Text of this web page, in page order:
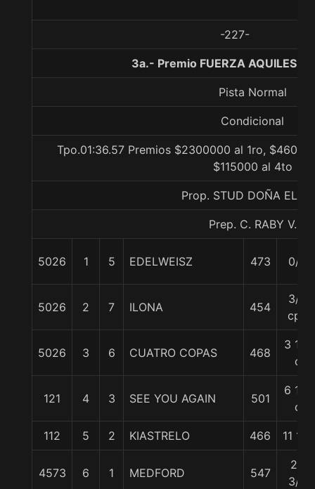
-227-
3a.- Premio FUERZA AQUILES,
Pista Normal
Condicional
Tpo.01:36.57 Premios $2300000 al 1ro,
$115000 al 4to
Prop. STUD DOÑA
Prep. C. RABY V.
5026 1 5 EDELWEISZ 473 0/0
5026 2 7 ILONA 454
3/4
cpo
5026 3 6 CUATRO COPAS 468
3 1/4
c
121 4 3 SEE YOU AGAIN 501
6 1/2
c
112 5 2 KIASTRELO 466 11 1/2
4573 6 1 MEDFORD 547
25
3/4